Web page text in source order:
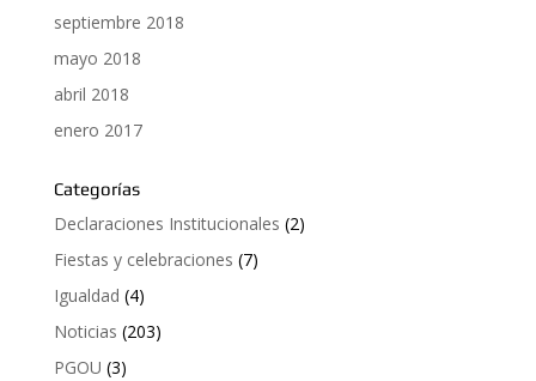
septiembre 2018
mayo 2018
abril 2018
enero 2017
Categorías
Declaraciones Institucionales (2)
Fiestas y celebraciones (7)
Igualdad (4)
Noticias (203)
PGOU (3)